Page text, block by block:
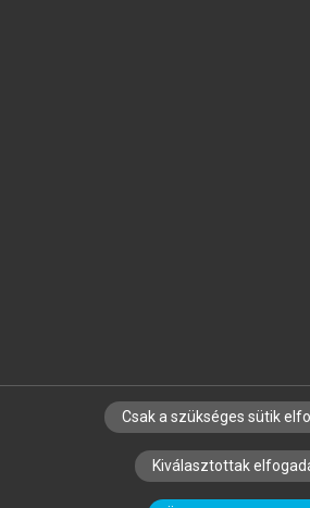
SZERZŐKNEK CÉGEKNEK
SZERKESZTÉSI ÉS
Csak a szükséges sütik
Kiválasztottak